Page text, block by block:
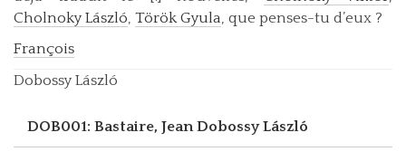
Cholnoky László, Török Gyula, que penses-tu d’eux ?
François
Dobossy László
DOB001: Bastaire, JeanDobossy László